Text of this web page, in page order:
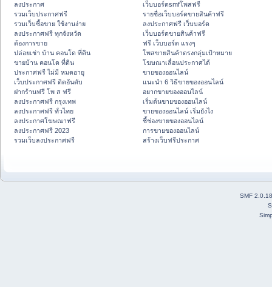
ลงประกาศ
รวมเว็บประกาศฟรี
รวมเว็บซื้อขาย ใช้งานง่าย
ลงประกาศฟรี ทุกจังหวัด
ต้องการขาย
ปล่อยเช่า บ้าน คอนโด ที่ดิน
ขายบ้าน คอนโด ที่ดิน
ประกาศฟรี ไม่มี หมดอายุ
เว็บประกาศฟรี ติดอันดับ
ฝากร้านฟรี โพ ส ฟรี
ลงประกาศฟรี กรุงเทพ
ลงประกาศฟรี ทั่วไทย
ลงประกาศโฆษณาฟรี
ลงประกาศฟรี 2023
รวมเว็บลงประกาศฟรี
เว็บบอร์ดsmfโพสฟรี
รายชื่อเว็บบอร์ดขายสินค้าฟรี
ลงประกาศฟรี เว็บบอร์ด
เว็บบอร์ดขายสินค้าฟรี
ฟรี เว็บบอร์ด แรงๆ
โพสขายสินค้าตรงกลุ่มเป้าหมาย
โฆษณาเลื่อนประกาศได้
ขายของออนไลน์
แนะนำ 6 วิธีขายของออนไลน์
อยากขายของออนไลน์
เริ่มต้นขายของออนไลน์
ขายของออนไลน์ เริ่มยังไง
ชี้ช่องขายของออนไลน์
การขายของออนไลน์
สร้างเว็บฟรีประกาศ
SMF 2.0.18